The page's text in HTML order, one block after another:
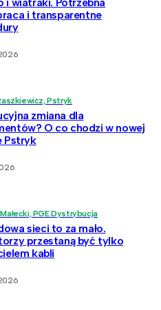
i wiatraki. Potrzebna
i transparentne
Pstryk
zmiana dla
O co chodzi w nowej
Pstryk
PGE Dystrybucja
sieci to za mało.
przestaną być tylko
kabli